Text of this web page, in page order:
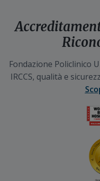
Fondazione Policlinico
IRCCS, qualità e